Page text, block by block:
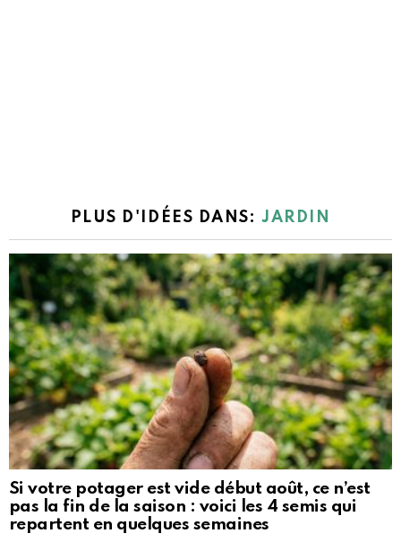
PLUS D'IDÉES DANS:JARDIN
Si votre potager est vide début août, ce n’est
pas la fin de la saison : voici les 4 semis qui
repartent en quelques semaines